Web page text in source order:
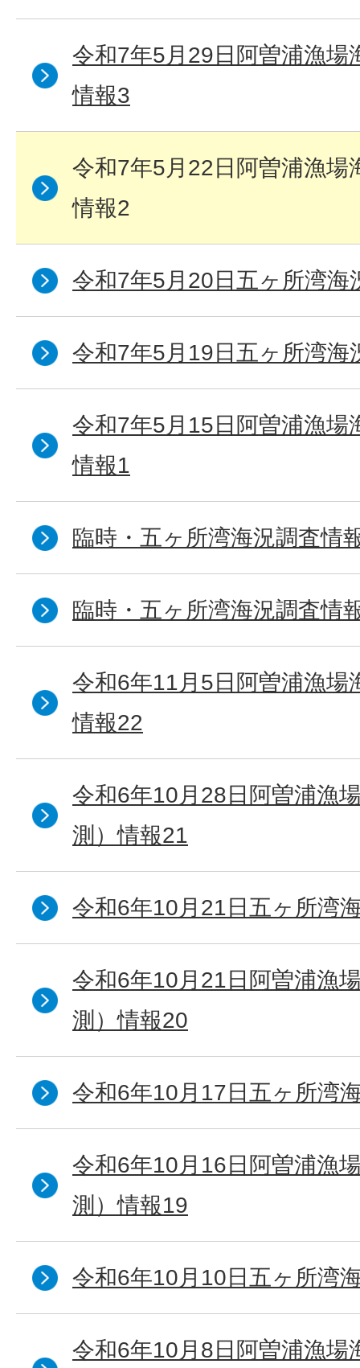
令和7年5月29日阿曽浦漁場
情報3
令和7年5月22日阿曽浦漁場
情報2
令和7年5月20日五ヶ所湾海
令和7年5月19日五ヶ所湾海
令和7年5月15日阿曽浦漁場
情報1
臨時・五ヶ所湾海況調査情
臨時・五ヶ所湾海況調査情
令和6年11月5日阿曽浦漁場
情報22
令和6年10月28日阿曽浦漁
測）情報21
令和6年10月21日五ヶ所湾
令和6年10月21日阿曽浦漁
測）情報20
令和6年10月17日五ヶ所湾
令和6年10月16日阿曽浦漁
測）情報19
令和6年10月10日五ヶ所湾
令和6年10月8日阿曽浦漁場